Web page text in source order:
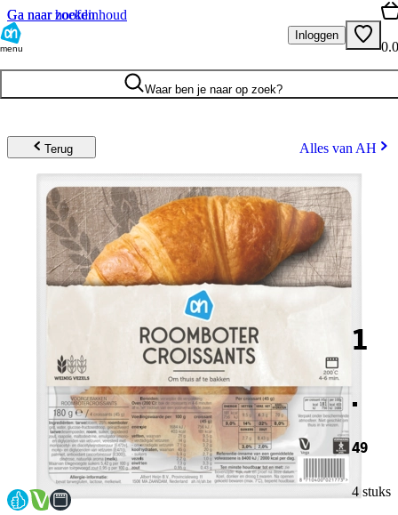
Ga naar hoofdinhoud
Ga naar zoeken
menu
Inloggen
Waar ben je naar op zoek?
Terug Alles van AH
1
.
49
4 stuks